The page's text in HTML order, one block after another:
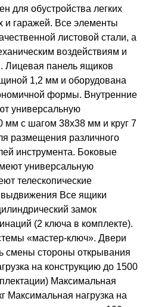
для обустройства легких
и гаражей. Все элементы
листовой стали, а
воздействиям и
Лицевая панель ящиков
1,2 мм и оборудована
формы. Внутренние
универсальную
мм c шагом 38х38 мм и круг 7
размещения различного
инструмента. Боковые
универсальную
телескопические
Все ящики
замок
(2 ключа в комплекте).
«мастер-ключ». Двери
смены стороны открывания
на конструкцию до 1500
Максимальная
Максимальная нагрузка на